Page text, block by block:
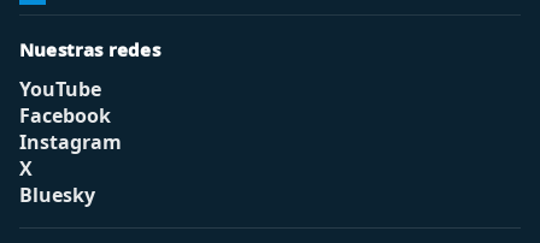
Nuestras redes
YouTube
Facebook
Instagram
X
Bluesky